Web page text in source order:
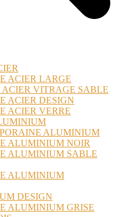
ACIER LARGE
ACIER VITRAGE SABLE
ACIER DESIGN
ACIER VERRE
ALUMINIUM
ALUMINIUM NOIR
ALUMINIUM SABLE
ALUMINIUM
DESIGN
ALUMINIUM GRISE